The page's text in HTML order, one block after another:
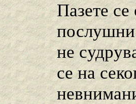
Пазете
послушни
не
се на